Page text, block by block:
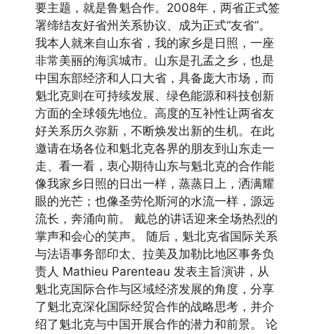
要主题，就是鲁魁合作。2008年，两省正式签
署缔结友好省州关系协议、成为正式“友省”。
我本人就来自山东省，我的家乡是日照，一座
非常美丽的海滨城市。山东是孔孟之乡，也是
中国东部经济和人口大省，具备庞大市场，而
魁北克则在可持续发展、绿色能源和科技创新
方面的全球领先地位。高度的互补性让两省友
好关系历久弥新，不断焕发出新的生机。在此
邀请在场各位和魁北克各界的朋友到山东走一
走、看一看，衷心期待山东与魁北克的合作能
像我家乡日照的日出一样，蒸蒸日上，洒满耀
眼的光芒；也像圣劳伦斯河的水流一样，源远
流长，奔涌向前。 戴总的讲话迎来全场热烈的
掌声和会心的笑声。 随后，魁北克省国际关系
与法语事务部印太、拉美及加勒比地区事务负
责人 Mathieu Parenteau 发表主旨演讲，从
魁北克国际合作与区域经济发展的角度，分享
了魁北克深化国际经贸合作的战略思考，并介
绍了魁北克与中国开展合作的潜力和前景。 论